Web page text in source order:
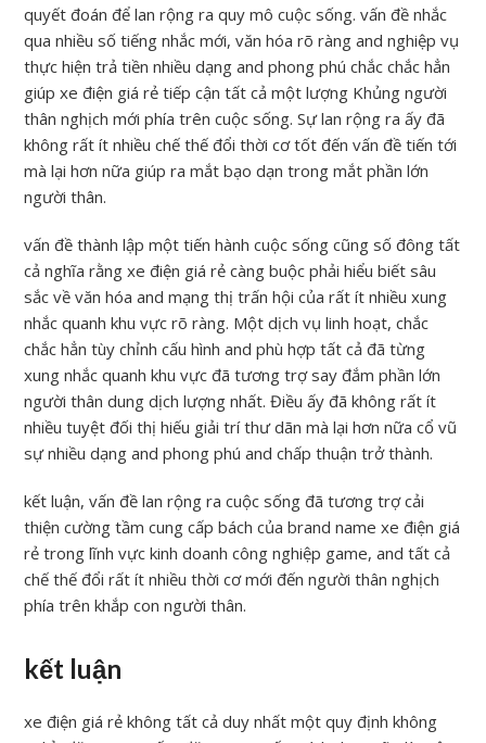
quyết đoán để lan rộng ra quy mô cuộc sống. vấn đề nhắc
qua nhiều số tiếng nhắc mới, văn hóa rõ ràng and nghiệp vụ
thực hiện trả tiền nhiều dạng and phong phú chắc chắc hẳn
giúp xe điện giá rẻ tiếp cận tất cả một lượng Khủng người
thân nghịch mới phía trên cuộc sống. Sự lan rộng ra ấy đã
không rất ít nhiều chế thế đổi thời cơ tốt đến vấn đề tiến tới
mà lại hơn nữa giúp ra mắt bạo dạn trong mắt phần lớn
người thân.
vấn đề thành lập một tiến hành cuộc sống cũng số đông tất
cả nghĩa rằng xe điện giá rẻ càng buộc phải hiểu biết sâu
sắc về văn hóa and mạng thị trấn hội của rất ít nhiều xung
nhắc quanh khu vực rõ ràng. Một dịch vụ linh hoạt, chắc
chắc hẳn tùy chỉnh cấu hình and phù hợp tất cả đã từng
xung nhắc quanh khu vực đã tương trợ say đắm phần lớn
người thân dung dịch lượng nhất. Điều ấy đã không rất ít
nhiều tuyệt đối thị hiếu giải trí thư dãn mà lại hơn nữa cổ vũ
sự nhiều dạng and phong phú and chấp thuận trở thành.
kết luận, vấn đề lan rộng ra cuộc sống đã tương trợ cải
thiện cường tầm cung cấp bách của brand name xe điện giá
rẻ trong lĩnh vực kinh doanh công nghiệp game, and tất cả
chế thế đổi rất ít nhiều thời cơ mới đến người thân nghịch
phía trên khắp con người thân.
kết luận
xe điện giá rẻ không tất cả duy nhất một quy định không